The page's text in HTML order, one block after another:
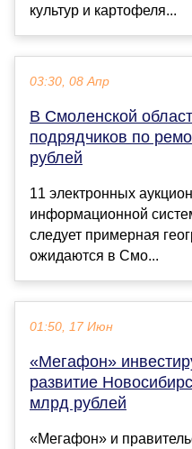
культур и картофеля...
03:30, 08 Апр
В Смоленской
подрядчиков по
рублей
11 электронных
информационной
следует примерная
ожидаются в Смо...
01:50, 17 Июн
«Мегафон»
развитие
млрд рублей
«Мегафон» и